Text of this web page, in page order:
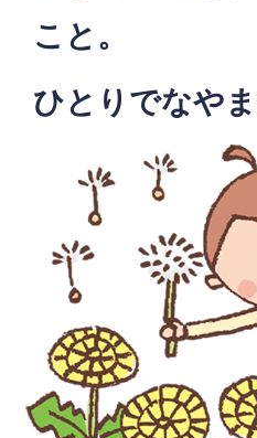
こと。
ひとりでなや